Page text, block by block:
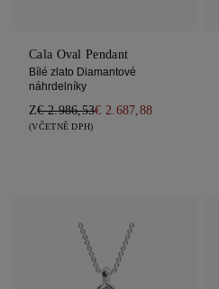
Cala Oval Pendant
Bílé zlato Diamantové
náhrdelníky
Z€ 2.986,53€ 2.687,88
(VČETNĚ DPH)